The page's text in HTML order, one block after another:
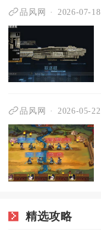
品风网 2026-07-18
品风网 2026-05-22
精选攻略